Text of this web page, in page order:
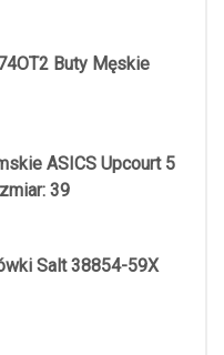
Buty Męskie
ASICS Upcourt 5
39
Salt 38854-59X